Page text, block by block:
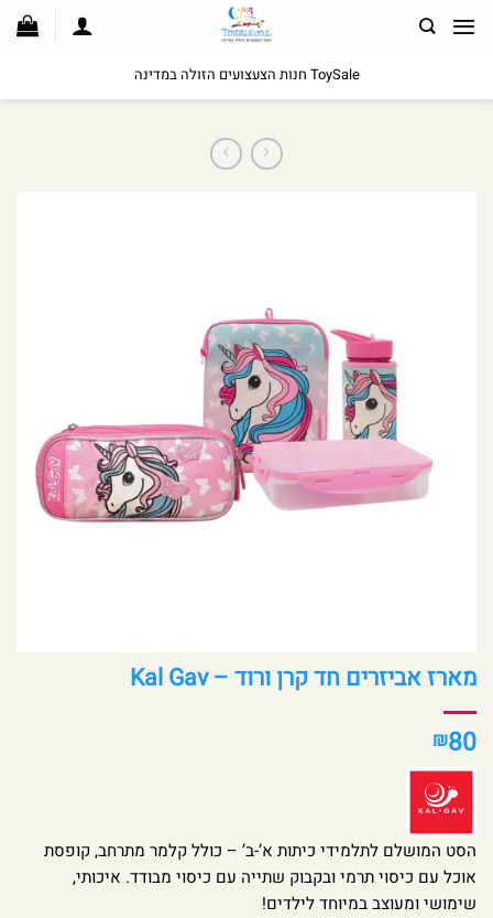
לתוכן
ToySale חנות הצעצועים הזולה במדינה
מארז אביזרים חד קרן ורוד – Kal Gav
₪80
הסט המושלם לתלמידי כיתות א’-ב’ – כולל קלמר מתרחב, קופסת
אוכל עם כיסוי תרמי ובקבוק שתייה עם כיסוי מבודד. איכותי,
שימושי ומעוצב במיוחד לילדים!